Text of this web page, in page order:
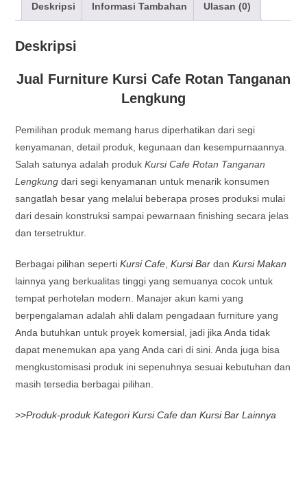
Deskripsi Informasi Tambahan Ulasan (0)
Deskripsi
Jual Furniture Kursi Cafe Rotan Tanganan
Lengkung
Pemilihan produk memang harus diperhatikan dari segi
kenyamanan, detail produk, kegunaan dan kesempurnaannya.
Salah satunya adalah produkKursi Cafe Rotan Tanganan
Lengkungdari segi kenyamanan untuk menarik konsumen
sangatlah besar yang melalui beberapa proses produksi mulai
dari desain konstruksi sampai pewarnaan finishing secara jelas
dan tersetruktur.
Berbagai pilihan sepertiKursi Cafe ,Kursi Bar danKursi Makan
lainnya yang berkualitas tinggi yang semuanya cocok untuk
tempat perhotelan modern. Manajer akun kami yang
berpengalaman adalah ahli dalam pengadaan furniture yang
Anda butuhkan untuk proyek komersial, jadi jika Anda tidak
dapat menemukan apa yang Anda cari di sini. Anda juga bisa
mengkustomisasi produk ini sepenuhnya sesuai kebutuhan dan
masih tersedia berbagai pilihan.
>>Produk-produk Kategori Kursi Cafe dan Kursi Bar Lainnya